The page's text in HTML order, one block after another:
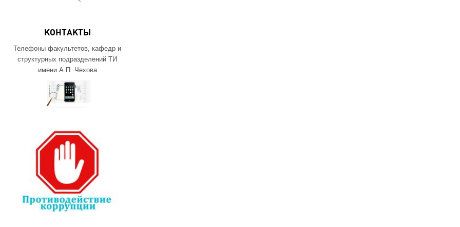
КОНТАКТЫ
Телефоны факультетов, кафедр и
структурных подразделений ТИ
имени А.П. Чехова